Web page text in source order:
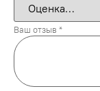
Ваш отзыв *